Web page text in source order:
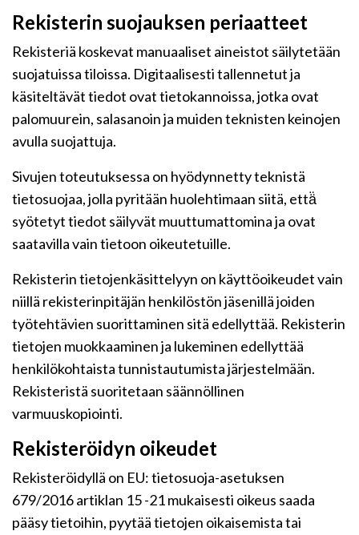
Rekisterin suojauksen periaatteet
Rekisteriä koskevat manuaaliset aineistot säilytetään
suojatuissa tiloissa. Digitaalisesti tallennetut ja
käsiteltävät tiedot ovat tietokannoissa, jotka ovat
palomuurein, salasanoin ja muiden teknisten keinojen
avulla suojattuja.
Sivujen toteutuksessa on hyödynnetty teknistä
tietosuojaa, jolla pyritään huolehtimaan siitä, että̈
syötetyt tiedot säilyvät muuttumattomina ja ovat
saatavilla vain tietoon oikeutetuille.
Rekisterin tietojenkäsittelyyn on käyttöoikeudet vain
niillä rekisterinpitäjän henkilöstön jäsenillä joiden
työtehtävien suorittaminen sitä edellyttää. Rekisterin
tietojen muokkaaminen ja lukeminen edellyttää
henkilökohtaista tunnistautumista järjestelmään.
Rekisteristä suoritetaan säännöllinen
varmuuskopiointi.
Rekisteröidyn oikeudet
Rekisteröidyllä on EU: tietosuoja-asetuksen
679/2016 artiklan 15 -21 mukaisesti oikeus saada
pääsy tietoihin, pyytää tietojen oikaisemista tai